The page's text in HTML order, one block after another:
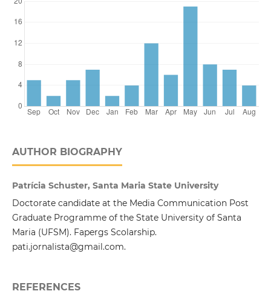
AUTHOR BIOGRAPHY
Patrícia Schuster, Santa Maria State University
Doctorate candidate at the Media Communication Post
Graduate Programme of the State University of Santa
Maria (UFSM). Fapergs Scolarship.
pati.jornalista@gmail.com.
REFERENCES